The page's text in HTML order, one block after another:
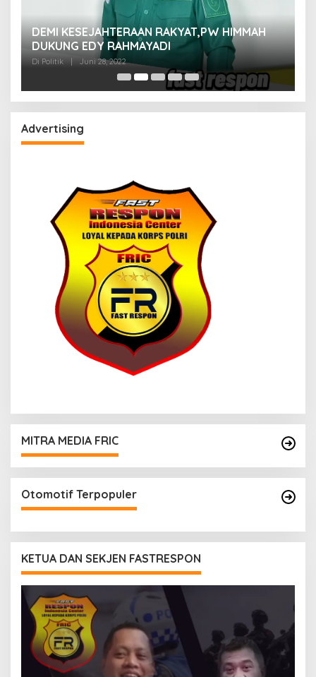
DEMI KESEJAHTERAAN RAKYAT,PW HIMMAH
DUKUNG EDY RAHMAYADI
Di Politik Juni 28, 2022
Advertising
MITRA MEDIA FRIC
Otomotif Terpopuler
KETUA DAN SEKJEN FASTRESPON